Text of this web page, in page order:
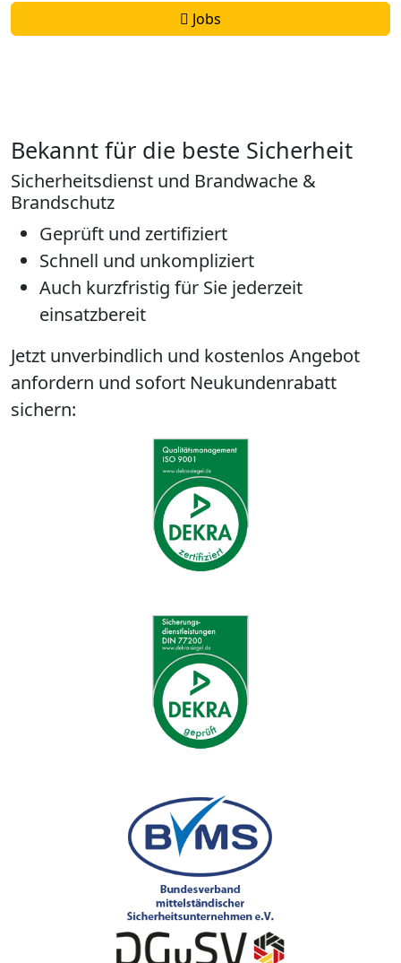
Jobs
Bekannt für die beste Sicherheit
Sicherheitsdienst und Brandwache &
Brandschutz
Geprüft und zertifiziert
Schnell und unkompliziert
Auch kurzfristig für Sie jederzeit
einsatzbereit
Jetzt unverbindlich und kostenlos Angebot
anfordern und sofort Neukundenrabatt
sichern: